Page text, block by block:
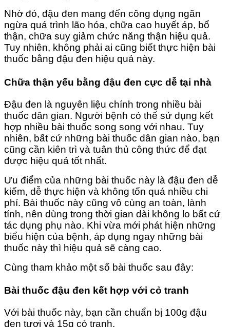
Nhờ đó, đậu đen mang đến công dụng ngăn
ngừa quá trình lão hóa, chữa cao huyết áp, bổ
thận, chữa suy giảm chức năng thận hiệu quả.
Tuy nhiên, không phải ai cũng biết thực hiện bài
thuốc bằng đậu đen hiệu quả này.
Chữa thận yếu bằng đậu đen cực dễ tại nhà
Đậu đen là nguyên liệu chính trong nhiều bài
thuốc dân gian. Người bệnh có thể sử dụng kết
hợp nhiều bài thuốc song song với nhau. Tuy
nhiên, bất cứ những bài thuốc dân gian nào, bạn
cũng cần kiên trì và tuân thủ công thức để đạt
được hiệu quả tốt nhất.
Ưu điểm của những bài thuốc này là đậu đen dễ
kiếm, dễ thực hiện và không tốn quá nhiều chi
phí. Bài thuốc này cũng vô cùng an toàn, lành
tính, nên dùng trong thời gian dài không lo bất cứ
tác dụng phụ nào. Khi vừa mới phát hiện những
biểu hiện của bệnh, áp dụng ngay những bài
thuốc này thì hiệu quả sẽ càng cao.
Cùng tham khảo một số bài thuốc sau đây:
Bài thuốc đậu đen kết hợp với cỏ tranh
Với bài thuốc này, bạn cần chuẩn bị 100g đậu
đen tươi và 15g cỏ tranh.